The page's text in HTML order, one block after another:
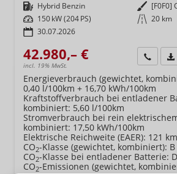
Kraftstoff Hybrid Benzin Außenfarbe [F0F0]
Leistung 150 kW (204 PS) Kilometerstand 20 km
30.07.2026
42.980,– €
incl. 19% MwSt.
Wir
Energieverbrauch (gewichtet,
0,40 l/100km + 16,70 kWh/100km
Kraftstoffverbrauch bei entladener
kombiniert: 5,60 l/100km
Stromverbrauch bei rein
kombiniert: 17,50 kWh/100km
Elektrische Reichweite (EAER): 121 km
CO2-Klasse (gewichtet, kombiniert): B
CO2-Klasse bei entladener Batterie: D
CO2-Emissionen (gewichtet,